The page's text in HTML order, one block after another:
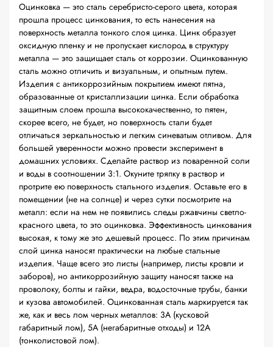
Оцинковка — это сталь серебристо-серого цвета, которая
прошла процесс цинкования, то есть нанесения на
поверхность металла тонкого слоя цинка. Цинк образует
оксидную пленку и не пропускает кислород в структуру
металла — это защищает сталь от коррозии. Оцинкованную
сталь можно отличить и визуальным, и опытным путем.
Изделия с антикоррозийным покрытием имеют пятна,
образованные от кристаллизации цинка. Если обработка
защитным слоем прошла высококачественно, то пятен,
скорее всего, не будет, но поверхность стали будет
отличаться зеркальностью и легким синеватым отливом. Для
большей уверенности можно провести эксперимент в
домашних условиях. Сделайте раствор из поваренной соли
и воды в соотношении 3:1. Окуните тряпку в раствор и
протрите ею поверхность стального изделия. Оставьте его в
помещении (не на солнце) и через сутки посмотрите на
металл: если на нем не появились следы ржавчины светло-
красного цвета, то это оцинковка. Эффективность цинкования
высокая, к тому же это дешевый процесс. По этим причинам
слой цинка наносят практически на любые стальные
изделия. Чаще всего это листы (например, листы кровли и
заборов), но антикоррозийную защиту наносят также на
проволоку, болты и гайки, ведра, водосточные трубы, банки
и кузова автомобилей. Оцинкованная сталь маркируется так
же, как и весь лом черных металлов: 3А (кусковой
габаритный лом), 5А (негабаритные отходы) и 12А
(тонколистовой лом).